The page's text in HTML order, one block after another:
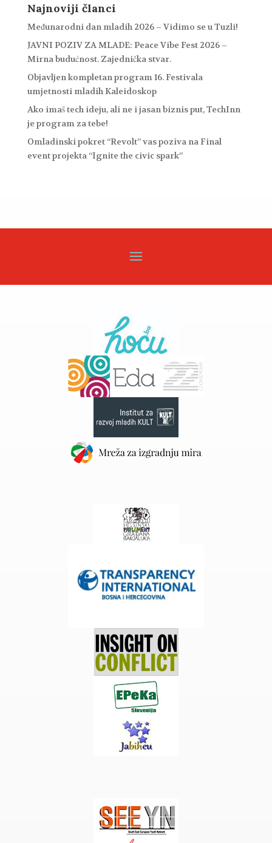
Najnoviji članci
Međunarodni dan mladih 2026 – Vidimo se u Tuzli!
JAVNI POZIV ZA MLADE: Peace Vibe Fest 2026 –
Mirna budućnost. Zajednička stvar.
Objavljen kompletan program 16. Festivala
umjetnosti mladih Kaleidoskop
Ako imaš tech ideju, ali ne i jasan biznis put, TechInn
je program za tebe!
Omladinski pokret “Revolt” vas poziva na Final
event projekta “Ignite the civic spark”